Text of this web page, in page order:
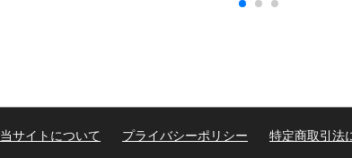
当サイトについて プライバシーポリシー 特定商取引法